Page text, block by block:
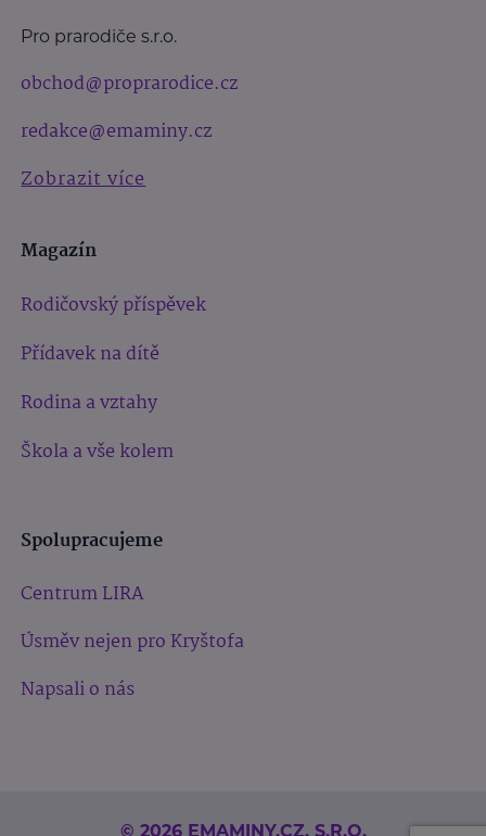
Pro prarodiče s.r.o.
obchod@proprarodice.cz
redakce@emaminy.cz
Zobrazit více
Magazín
Rodičovský příspěvek
Přídavek na dítě
Rodina a vztahy
Škola a vše kolem
Spolupracujeme
Centrum LIRA
Úsměv nejen pro Kryštofa
Napsali o nás
© 2026 EMAMINY.CZ, S.R.O.